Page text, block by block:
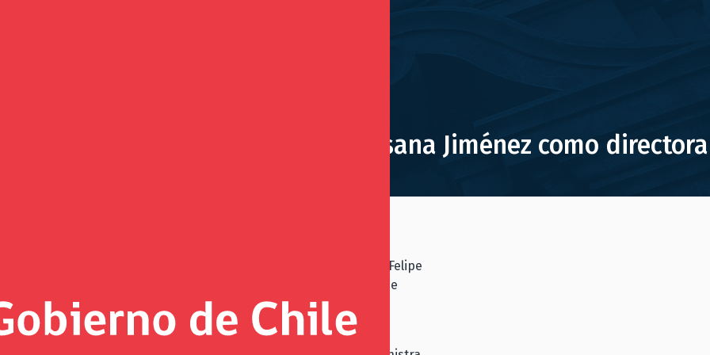
de Hacienda nombran a Susana Jiménez como directora
de la República, Sebastián Piñera, junto al Ministro de Hacienda, Felipe
el decreto que designa como directora de Consejo Directivo de
a Susana Jiménez.
es ingeniero comercial y Magíster en Economía de la Pontificia